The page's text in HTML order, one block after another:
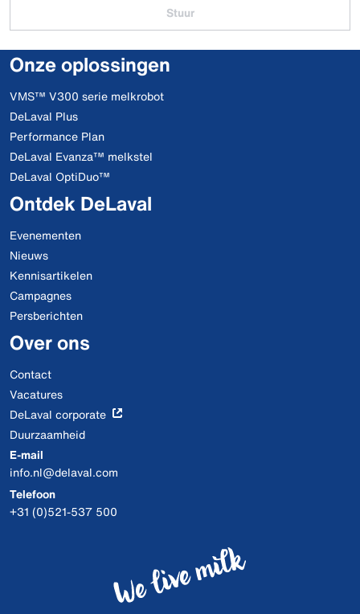
Stuur
Onze oplossingen
VMS™ V300 serie melkrobot
DeLaval Plus
Performance Plan
DeLaval Evanza™ melkstel
DeLaval OptiDuo™
Ontdek DeLaval
Evenementen
Nieuws
Kennisartikelen
Campagnes
Persberichten
Over ons
Contact
Vacatures
DeLaval corporate
Duurzaamheid
E-mail
info.nl@delaval.com
Telefoon
+31 (0)521-537 500